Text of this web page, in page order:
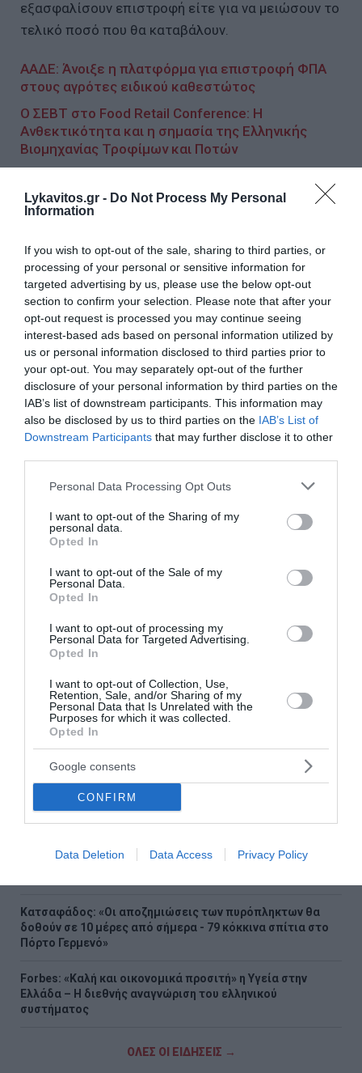
Lykavitos.gr - Do Not Process My Personal
Information
If you wish to opt-out of the sale, sharing to third parties, or
processing of your personal or sensitive information for
targeted advertising by us, please use the below opt-out
section to confirm your selection. Please note that after your
opt-out request is processed you may continue seeing
interest-based ads based on personal information utilized by
us or personal information disclosed to third parties prior to
your opt-out. You may separately opt-out of the further
disclosure of your personal information by third parties on the
IAB’s list of downstream participants. This information may
also be disclosed by us to third parties on the IAB’s List of
Downstream Participants that may further disclose it to other
Please note that this website/app uses one or more Google
not limited to your visit or usage behaviour. You may click to
grant or deny consent to Google and its third-party tags to
use your data for below specified purposes in below Google
consent section.
Personal Data Processing Opt Outs
I want to opt-out of the Sharing of my
personal data.
Opted In
I want to opt-out of the Sale of my
Personal Data.
Opted In
I want to opt-out of processing my
Personal Data for Targeted Advertising.
Opted In
I want to opt-out of Collection, Use,
Retention, Sale, and/or Sharing of my
Personal Data that Is Unrelated with the
Purposes for which it was collected.
Opted In
Google consents
CONFIRM
Data Deletion Data Access Privacy Policy
εξασφαλίσουν επιστροφή είτε για να μειώσουν το
τελικό ποσό που θα καταβάλουν.
ΑΑΔΕ: Άνοιξε η πλατφόρμα για επιστροφή ΦΠΑ
στους αγρότες ειδικού καθεστώτος
Ο ΣΕΒΤ στο Food Retail Conference: Η
Ανθεκτικότητα και η σημασία της Ελληνικής
Βιομηχανίας Τροφίμων και Ποτών
κάνετε την αίτηση για το επίδομα
Ακολουθήστε το Lykavitos.gr
στο Google News
και μάθετε πρώτοι όλες τις
ειδήσεις
Ροή ειδήσεων
Μενδώνη για Νίκο Καλογερόπουλο: «Ένας από τους
σημαντικότερους ηθοποιούς της γενιάς του, καλλιτέχνης
και άνθρωπος ανήσυχος»
Λατινοπούλου: «H Βρετανία ακυρώνει το Digital ID και
μειώνει τον φόρο στο ρεύμα. Η Ελλάδα πότε θα βάλει
τους πολίτες πρώτους;»
Εορδαίας για μέτρα πυροπροστασίας σε βρεφονηπιακούς
σταθμούς και σχολικές μονάδες
Στέλιος Ράμφος: Ταξίδι για την αιωνιότητα - Τεράστια
απώλεια για το χώρο του πνεύματος και του πολιτισμού
Στο προσκήνιο η 90η ΔΕΘ – Οι προετοιμασίες της
Κυβέρνησης, η ομιλία Μητσοτάκη και ο ρόλος του
Μαργαρίτη Σχοινά
τραγωδία με το 4χρονο αγόρι
Η στιγμή που ρεπόρτερ σώζει μια χελώνα στη φωτιά στον
Κουβαρά
Μαρινάκης κατά Τσίπρα: Θυμίζει νέα καλοκαιρινή
επιθεώρηση ο ισχυρισμός «δεν εξυπηρέτησα συμφέροντα
Kατσαφάδος: «Οι αποζημιώσεις των πυρόπληκτων θα
δοθούν σε 10 μέρες από σήμερα - 79 κόκκινα σπίτια στο
Πόρτο Γερμενό»
Forbes: «Καλή και οικονομικά προσιτή» η Υγεία στην
Ελλάδα – Η διεθνής αναγνώριση του ελληνικού
συστήματος
ΟΛΕΣ ΟΙ ΕΙΔΗΣΕΙΣ →